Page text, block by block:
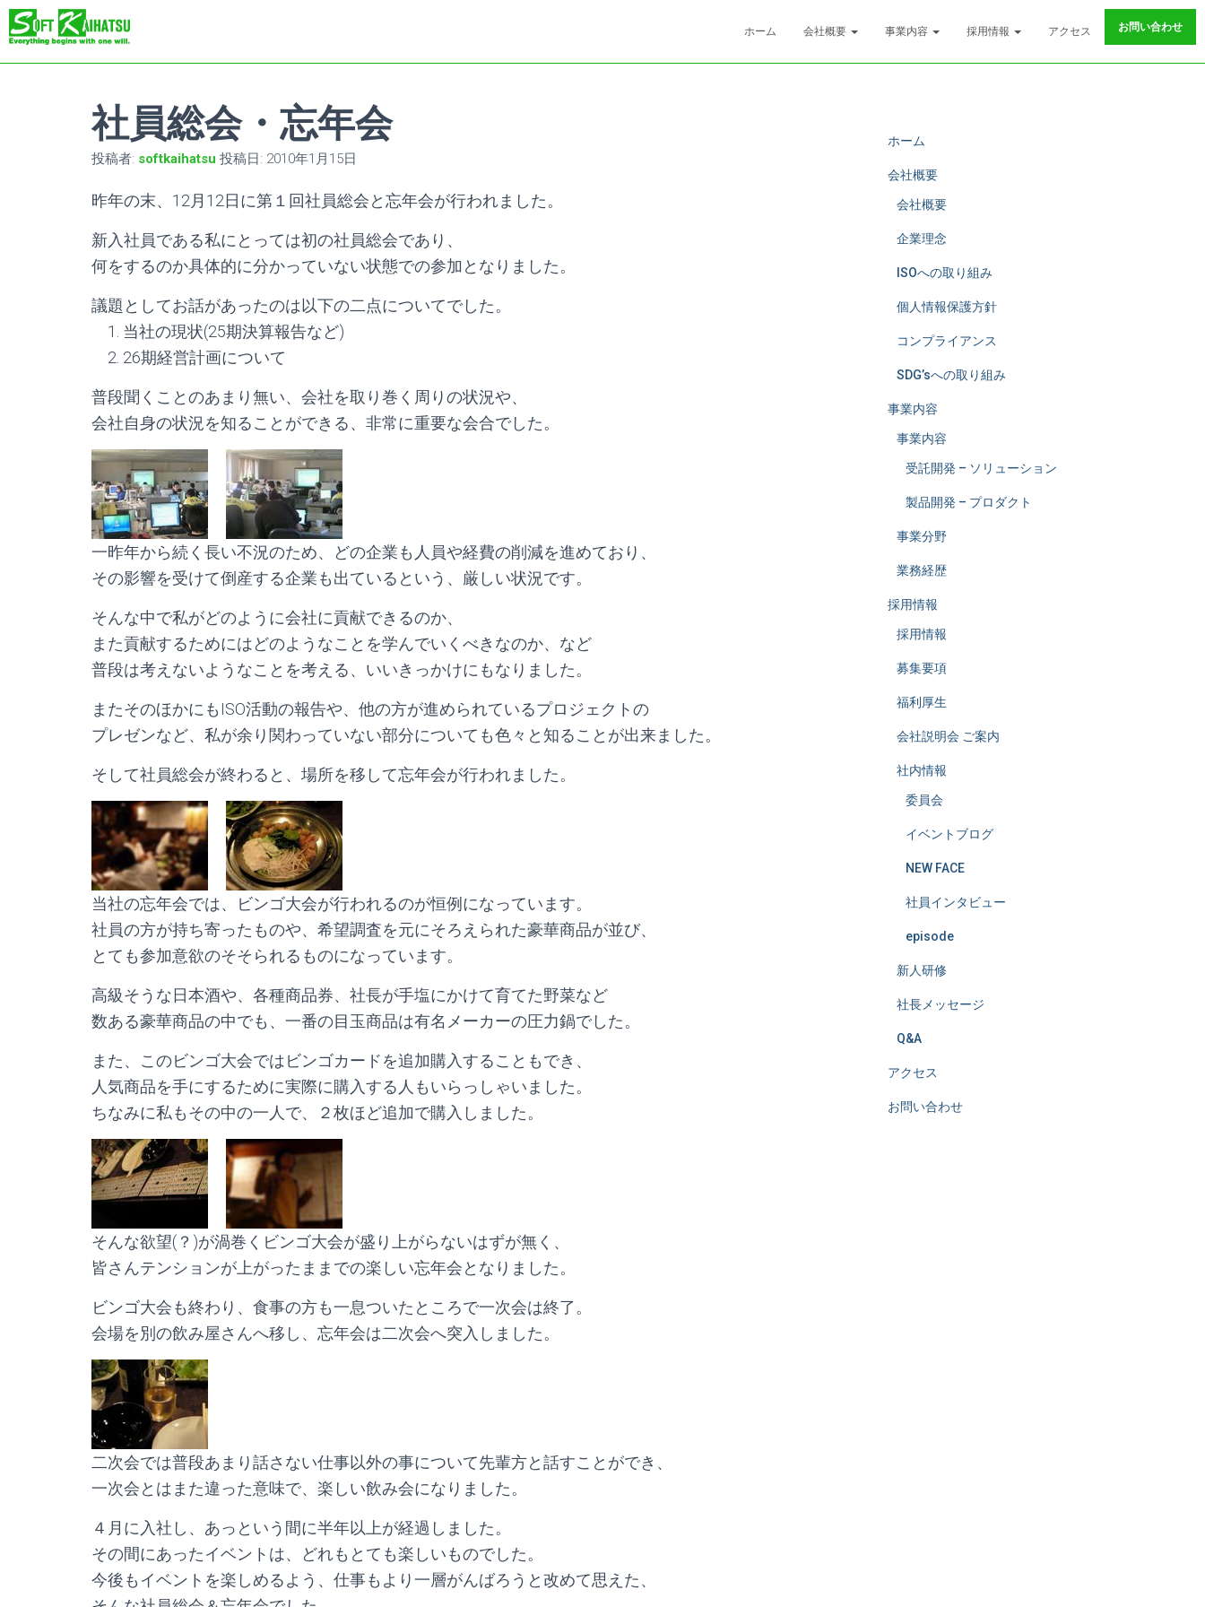
ホーム 会社概要 事業内容 採用情報 アクセス お問い合わせ
社員総会・忘年会
投稿者: softkaihatsu 投稿日: 2010年1月15日
昨年の末、12月12日に第１回社員総会と忘年会が行われました。
新入社員である私にとっては初の社員総会であり、
何をするのか具体的に分かっていない状態での参加となりました。
議題としてお話があったのは以下の二点についてでした。
1. 当社の現状(25期決算報告など)
2. 26期経営計画について
普段聞くことのあまり無い、会社を取り巻く周りの状況や、
会社自身の状況を知ることができる、非常に重要な会合でした。
一昨年から続く長い不況のため、どの企業も人員や経費の削減を進めており、
その影響を受けて倒産する企業も出ているという、厳しい状況です。
そんな中で私がどのように会社に貢献できるのか、
また貢献するためにはどのようなことを学んでいくべきなのか、など
普段は考えないようなことを考える、いいきっかけにもなりました。
またそのほかにもISO活動の報告や、他の方が進められているプロジェクトの
プレゼンなど、私が余り関わっていない部分についても色々と知ることが出来ました。
そして社員総会が終わると、場所を移して忘年会が行われました。
当社の忘年会では、ビンゴ大会が行われるのが恒例になっています。
社員の方が持ち寄ったものや、希望調査を元にそろえられた豪華商品が並び、
とても参加意欲のそそられるものになっています。
高級そうな日本酒や、各種商品券、社長が手塩にかけて育てた野菜など
数ある豪華商品の中でも、一番の目玉商品は有名メーカーの圧力鍋でした。
また、このビンゴ大会ではビンゴカードを追加購入することもでき、
人気商品を手にするために実際に購入する人もいらっしゃいました。
ちなみに私もその中の一人で、２枚ほど追加で購入しました。
そんな欲望(？)が渦巻くビンゴ大会が盛り上がらないはずが無く、
皆さんテンションが上がったままでの楽しい忘年会となりました。
ビンゴ大会も終わり、食事の方も一息ついたところで一次会は終了。
会場を別の飲み屋さんへ移し、忘年会は二次会へ突入しました。
二次会では普段あまり話さない仕事以外の事について先輩方と話すことができ、
一次会とはまた違った意味で、楽しい飲み会になりました。
４月に入社し、あっという間に半年以上が経過しました。
その間にあったイベントは、どれもとても楽しいものでした。
今後もイベントを楽しめるよう、仕事もより一層がんばろうと改めて思えた、
ホーム
会社概要
会社概要
企業理念
ISOへの取り組み
個人情報保護方針
コンプライアンス
SDG’sへの取り組み
事業内容
事業内容
受託開発 – ソリューション
製品開発 – プロダクト
事業分野
業務経歴
採用情報
採用情報
募集要項
福利厚生
会社説明会 ご案内
社内情報
委員会
イベントブログ
NEW FACE
社員インタビュー
episode
新人研修
社長メッセージ
Q&A
アクセス
お問い合わせ